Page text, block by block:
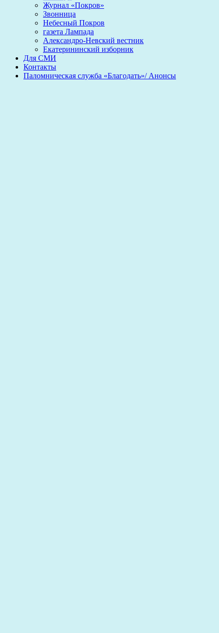
Журнал «Покров»
Звонница
Небесный Покров
газета Лампада
Александро-Невский вестник
Екатерининский изборник
Для СМИ
Контакты
Паломническая служба «Благодать»/ Анонсы